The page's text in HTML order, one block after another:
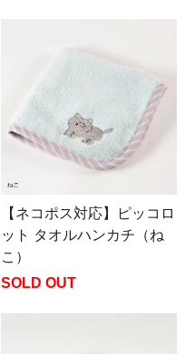
【ネコポス対応】ピッコロ
ット タオルハンカチ（ね
こ）
SOLD OUT